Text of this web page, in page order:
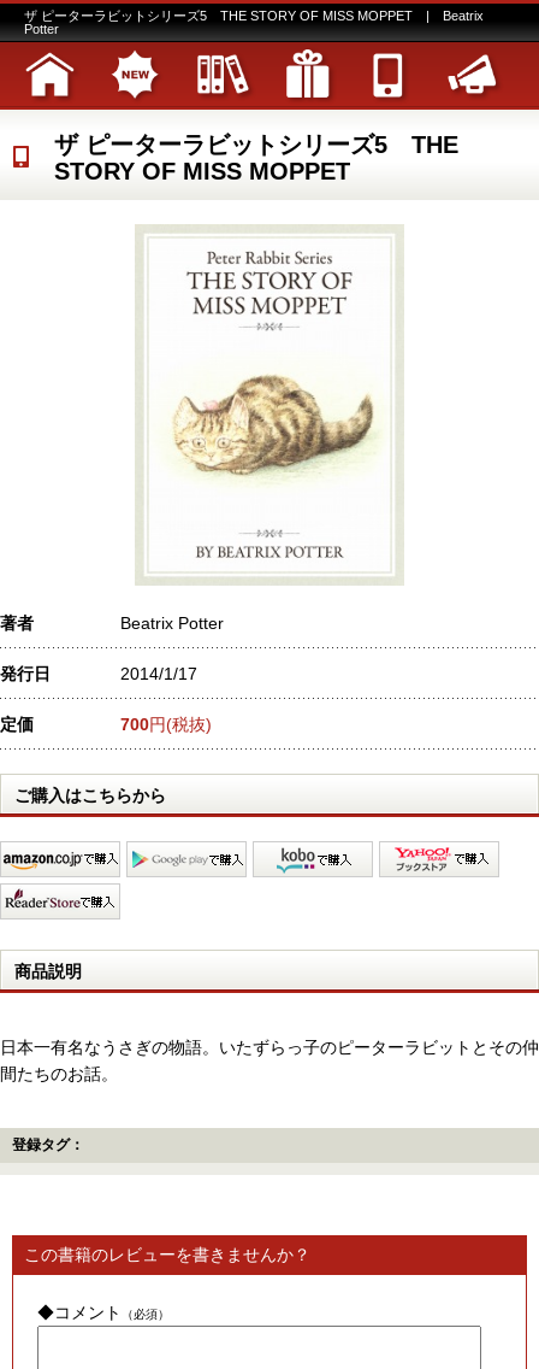
ザ ピーターラビットシリーズ5 THE STORY OF MISS MOPPET | Beatrix
Potter
ザ ピーターラビットシリーズ5 THE
STORY OF MISS MOPPET
著者 Beatrix Potter
発行日 2014/1/17
定価 700円(税抜)
ご購入はこちらから
商品説明
日本一有名なうさぎの物語。いたずらっ子のピーターラビットとその仲
間たちのお話。
登録タグ：
この書籍のレビューを書きませんか？
◆コメント （必須）